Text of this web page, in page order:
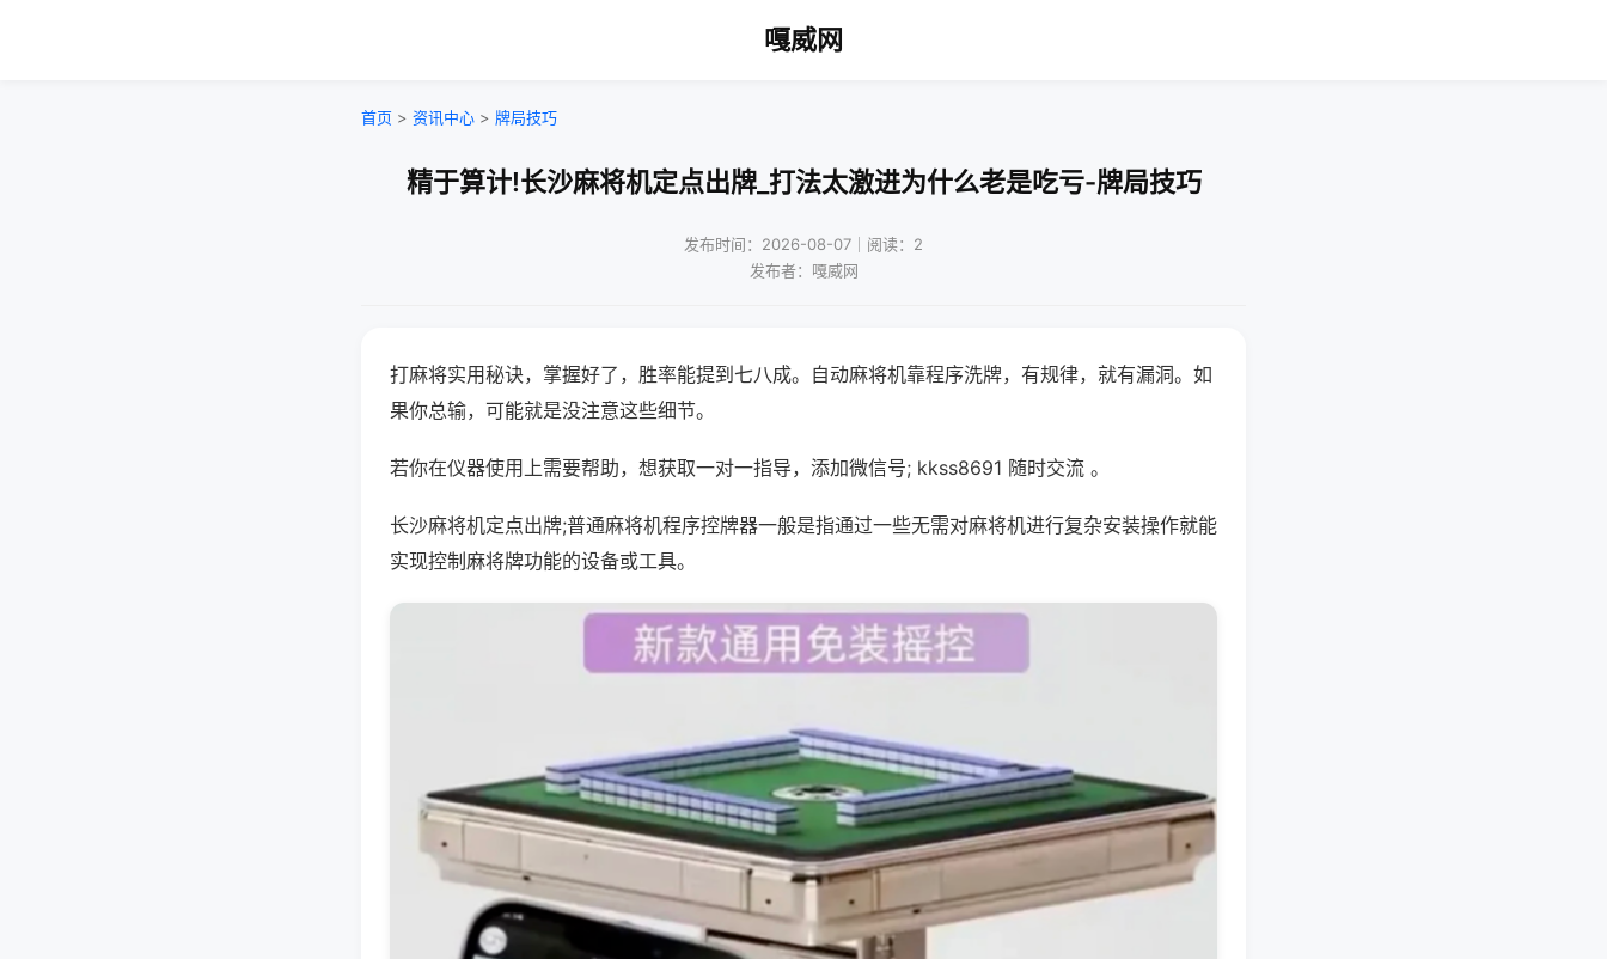
嘎威网
首页 > 资讯中心 > 牌局技巧
精于算计!长沙麻将机定点出牌_打法太激进为什么老是吃亏-牌局技巧
发布时间：2026-08-07｜阅读：2
发布者：嘎威网
打麻将实用秘诀，掌握好了，胜率能提到七八成。自动麻将机靠程序洗牌，有规律，就有漏洞。如
果你总输，可能就是没注意这些细节。
若你在仪器使用上需要帮助，想获取一对一指导，添加微信号; kkss8691 随时交流 。
长沙麻将机定点出牌;普通麻将机程序控牌器一般是指通过一些无需对麻将机进行复杂安装操作就能
实现控制麻将牌功能的设备或工具。